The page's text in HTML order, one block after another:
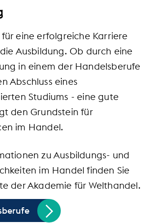
eine erfolgreiche Karriere
Ausbildung. Ob durch eine
in einem der Handelsberufe
Abschluss eines
Studiums - eine gute
den Grundstein für
im Handel.
zu Ausbildungs- und
im Handel finden Sie
der Akademie für Welthandel.